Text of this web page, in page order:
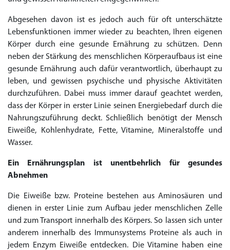
Abgesehen davon ist es jedoch auch für oft unterschätzte
Lebensfunktionen immer wieder zu beachten, Ihren eigenen
Körper durch eine gesunde Ernährung zu schützen. Denn
neben der Stärkung des menschlichen Körperaufbaus ist eine
gesunde Ernährung auch dafür verantwortlich, überhaupt zu
leben, und gewissen psychische und physische Aktivitäten
durchzuführen. Dabei muss immer darauf geachtet werden,
dass der Körper in erster Linie seinen Energiebedarf durch die
Nahrungszuführung deckt. Schließlich benötigt der Mensch
Eiweiße, Kohlenhydrate, Fette, Vitamine, Mineralstoffe und
Wasser.
Ein Ernährungsplan ist unentbehrlich für gesundes
Abnehmen
Die Eiweiße bzw. Proteine bestehen aus Aminosäuren und
dienen in erster Linie zum Aufbau jeder menschlichen Zelle
und zum Transport innerhalb des Körpers. So lassen sich unter
anderem innerhalb des Immunsystems Proteine als auch in
jedem Enzym Eiweiße entdecken. Die Vitamine haben eine